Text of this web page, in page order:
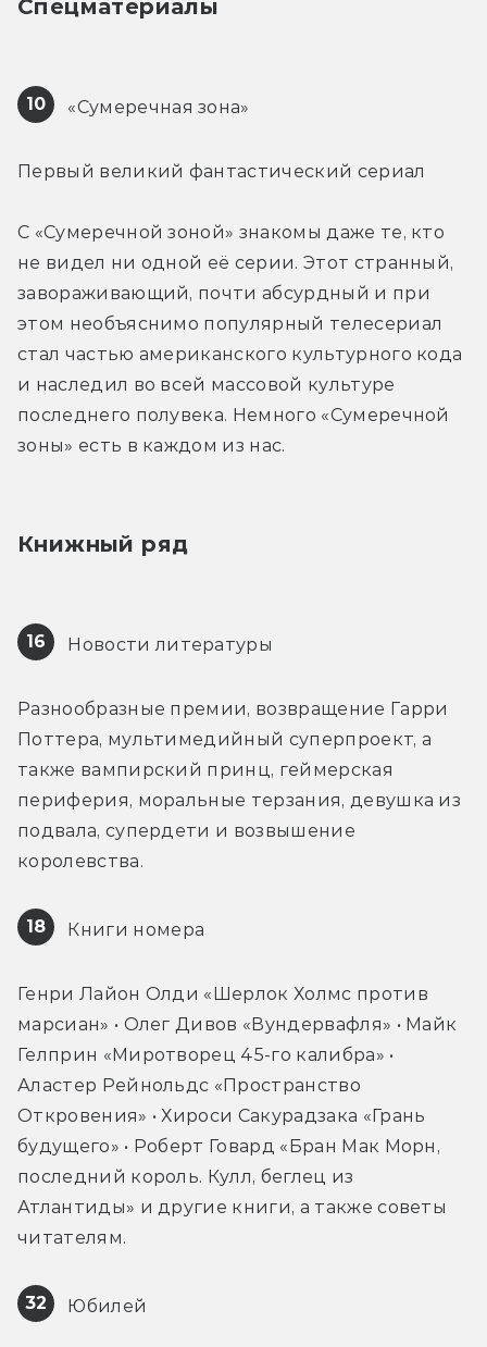
Спецматериалы
10 «Сумеречная зона»
Первый великий фантастический сериал
С «Сумеречной зоной» знакомы даже те, кто
не видел ни одной её серии. Этот странный,
завораживающий, почти абсурдный и при
этом необъяснимо популярный телесериал
стал частью американского культурного кода
и наследил во всей массовой культуре
последнего полувека. Немного «Сумеречной
зоны» есть в каждом из нас.
Книжный ряд
16 Новости литературы
Разнообразные премии, возвращение Гарри
Поттера, мультимедийный суперпроект, а
также вампирский принц, геймерская
периферия, моральные терзания, девушка из
подвала, супердети и возвышение
королевства.
18 Книги номера
Генри Лайон Олди «Шерлок Холмс против
марсиан» • Олег Дивов «Вундервафля» • Майк
Гелприн «Миротворец 45-го калибра» •
Аластер Рейнольдс «Пространство
Откровения» • Хироси Сакурадзака «Грань
будущего» • Роберт Говард «Бран Мак Морн,
последний король. Кулл, беглец из
Атлантиды» и другие книги, а также советы
читателям.
32 Юбилей